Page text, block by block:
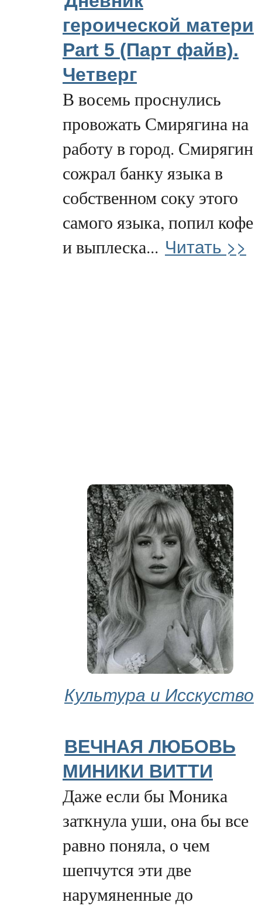
героической матери
Part 5 (Парт файв).
Четверг
В восемь проснулись
провожать Смирягина на
работу в город. Смирягин
сожрал банку языка в
собственном соку этого
самого языка, попил кофе
и выплеска... Читать >>
Культура и Исскуство
ВЕЧНАЯ ЛЮБОВЬ
МИНИКИ ВИТТИ
Даже если бы Моника
заткнула уши, она бы все
равно поняла, о чем
шепчутся эти две
нарумяненные до